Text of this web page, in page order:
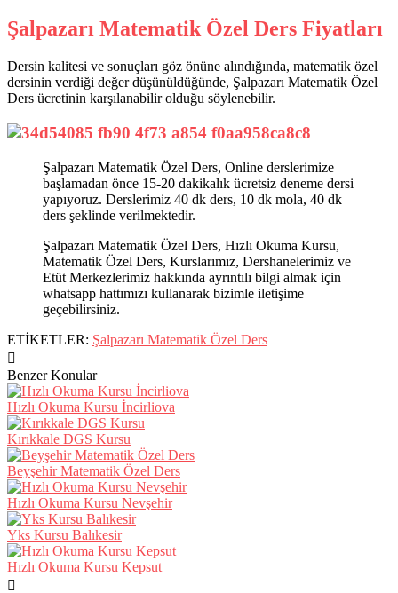
Şalpazarı Matematik Özel Ders Fiyatları
Dersin kalitesi ve sonuçları göz önüne alındığında, matematik özel
dersinin verdiği değer düşünüldüğünde, Şalpazarı Matematik Özel
Ders ücretinin karşılanabilir olduğu söylenebilir.
Şalpazarı Matematik Özel Ders, Online derslerimize
başlamadan önce 15-20 dakikalık ücretsiz deneme dersi
yapıyoruz. Derslerimiz 40 dk ders, 10 dk mola, 40 dk
ders şeklinde verilmektedir.
Şalpazarı Matematik Özel Ders, Hızlı Okuma Kursu,
Matematik Özel Ders, Kurslarımız, Dershanelerimiz ve
Etüt Merkezlerimiz hakkında ayrıntılı bilgi almak için
whatsapp hattımızı kullanarak bizimle iletişime
geçebilirsiniz.
ETİKETLER: Şalpazarı Matematik Özel Ders
Benzer Konular
Hızlı Okuma Kursu İncirliova
Kırıkkale DGS Kursu
Beyşehir Matematik Özel Ders
Hızlı Okuma Kursu Nevşehir
Yks Kursu Balıkesir
Hızlı Okuma Kursu Kepsut